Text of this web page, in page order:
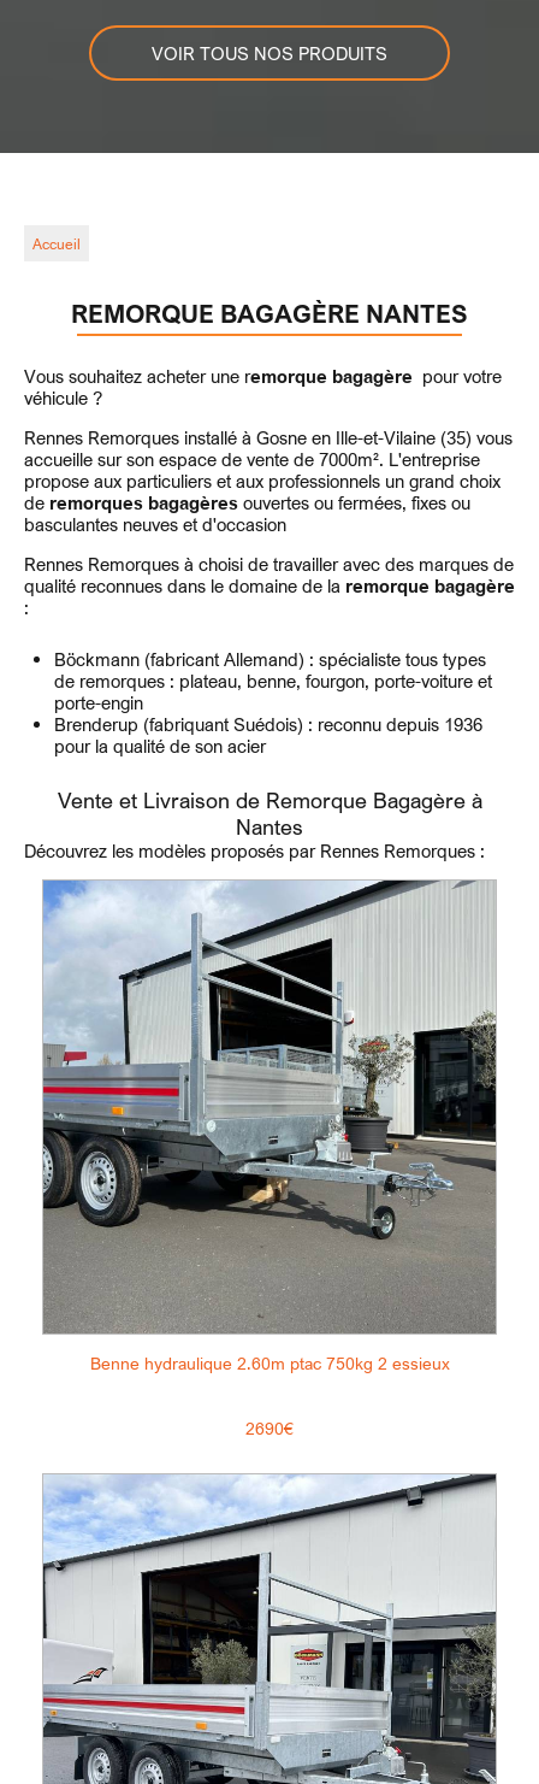
VOIR TOUS NOS PRODUITS
Accueil
REMORQUE BAGAGÈRE NANTES
Vous souhaitez acheter une remorque bagagère pour votre
véhicule ?
Rennes Remorques installé à Gosne en Ille-et-Vilaine (35) vous
accueille sur son espace de vente de 7000m². L'entreprise
propose aux particuliers et aux professionnels un grand choix
de remorques bagagères ouvertes ou fermées, fixes ou
basculantes neuves et d'occasion
Rennes Remorques à choisi de travailler avec des marques de
qualité reconnues dans le domaine de la remorque bagagère
:
Böckmann (fabricant Allemand) : spécialiste tous types
de remorques : plateau, benne, fourgon, porte-voiture et
porte-engin
Brenderup (fabriquant Suédois) : reconnu depuis 1936
pour la qualité de son acier
Vente et Livraison de Remorque Bagagère à
Nantes
Découvrez les modèles proposés par Rennes Remorques :
Benne hydraulique 2.60m ptac 750kg 2 essieux
2690€